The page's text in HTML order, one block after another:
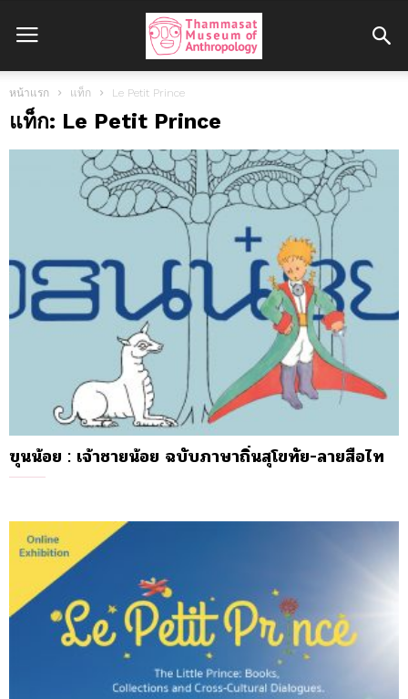
หน้าแรก แท็ก Le Petit Prince
แท็ก: Le Petit Prince
ฃุนน้อย : เจ้าชายน้อย ฉบับภาษาถิ่นสุโขทัย-ลายสือไท